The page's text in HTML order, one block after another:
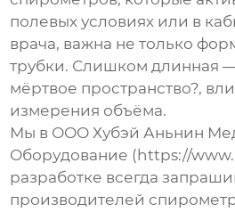
полевых условиях или в
врача, важна не только
трубки. Слишком длинная
мёртвое пространство?,
измерения объёма.
Мы в ООО Хубэй Аньнин
Оборудование (https://
разработке всегда
производителей